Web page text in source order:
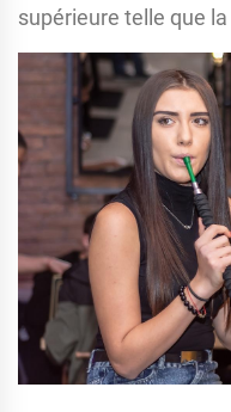
supérieure telle que la